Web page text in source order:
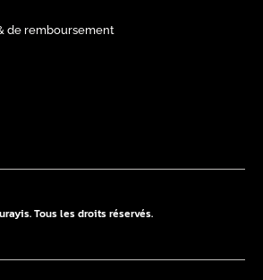
de remboursement
Tous les droits réservés.